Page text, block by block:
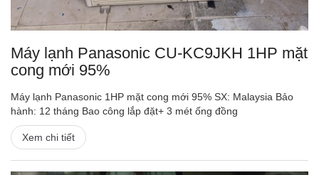
Máy lạnh Panasonic CU-KC9JKH 1HP mặt
cong mới 95%
Máy lạnh Panasonic 1HP mặt cong mới 95% SX: Malaysia Bảo
hành: 12 tháng Bao công lắp đặt+ 3 mét ống đồng
Xem chi tiết